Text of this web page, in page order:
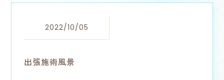
2022/10/05
出張施術風景